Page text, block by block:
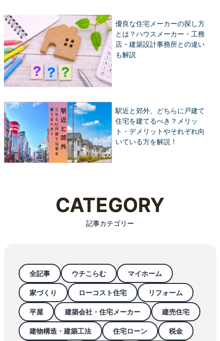
優良な住宅メーカーの探し方
とは？ハウスメーカー・工務
店・建築設計事務所との違い
も解説
駅近と郊外、どちらに戸建て
住宅を建てるべき？メリッ
ト・デメリットやそれぞれ向
いている方を解説！
CATEGORY
記事カテゴリー
全記事 ウチこらむ マイホーム
家づくり ローコスト住宅 リフォーム
平屋 建築会社・住宅メーカー 建売住宅
建物構造・建築工法 住宅ローン 税金